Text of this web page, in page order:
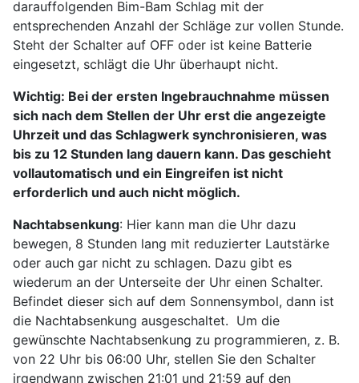
darauffolgenden Bim-Bam Schlag mit der
entsprechenden Anzahl der Schläge zur vollen Stunde.
Steht der Schalter auf OFF oder ist keine Batterie
eingesetzt, schlägt die Uhr überhaupt nicht.
Wichtig: Bei der ersten Ingebrauchnahme müssen
sich nach dem Stellen der Uhr erst die angezeigte
Uhrzeit und das Schlagwerk synchronisieren, was
bis zu 12 Stunden lang dauern kann. Das geschieht
vollautomatisch und ein Eingreifen ist nicht
erforderlich und auch nicht möglich.
Nachtabsenkung: Hier kann man die Uhr dazu
bewegen, 8 Stunden lang mit reduzierter Lautstärke
oder auch gar nicht zu schlagen. Dazu gibt es
wiederum an der Unterseite der Uhr einen Schalter.
Befindet dieser sich auf dem Sonnensymbol, dann ist
die Nachtabsenkung ausgeschaltet. Um die
gewünschte Nachtabsenkung zu programmieren, z. B.
von 22 Uhr bis 06:00 Uhr, stellen Sie den Schalter
irgendwann zwischen 21:01 und 21:59 auf den